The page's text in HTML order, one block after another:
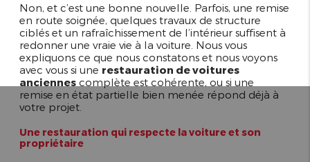
Non, et c’est une bonne nouvelle. Parfois, une remise
en route soignée, quelques travaux de structure
ciblés et un rafraîchissement de l’intérieur suffisent à
redonner une vraie vie à la voiture. Nous vous
expliquons ce que nous constatons et nous voyons
avec vous si une restauration de voitures
anciennes complète est cohérente, ou si une
remise en état partielle bien menée répond déjà à
votre projet.
Une restauration qui respecte la voiture et son
propriétaire